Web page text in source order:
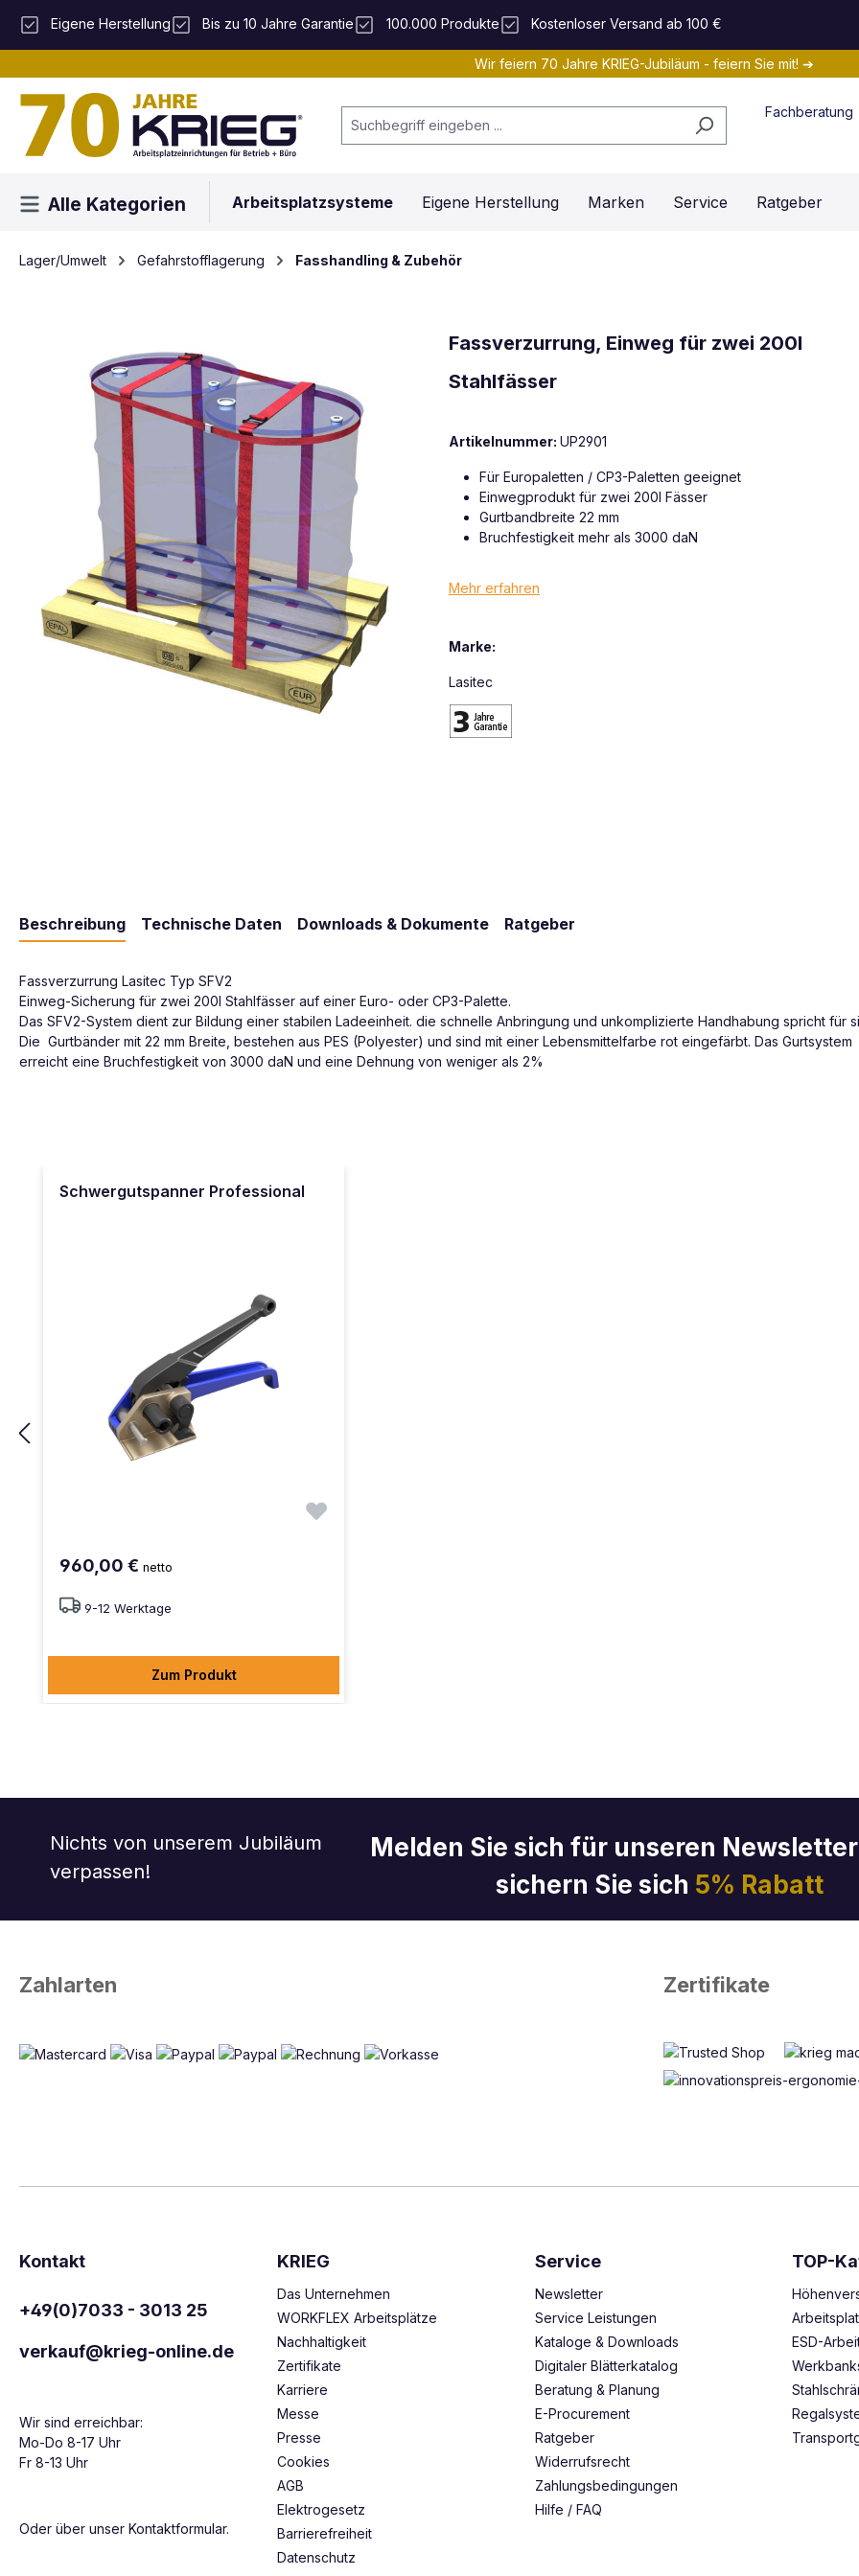
Hauptinhalt springen
Zur Suche springen
Zur Hauptnavigation springen
Eigene Herstellung Bis zu 10 Jahre Garantie 100.000 Produkte Kostenloser Versand ab 100 €
Wir feiern 70 Jahre KRIEG-Jubiläum - feiern Sie mit! ➔
Fachberatung
Alle Kategorien Arbeitsplatzsysteme Eigene Herstellung Marken Service Ratgeber
Lager/Umwelt Gefahrstofflagerung Fasshandling & Zubehör
Fassverzurrung, Einweg für zwei 200l
Stahlfässer
Artikelnummer: UP2901
Für Europaletten / CP3-Paletten geeignet
Einwegprodukt für zwei 200l Fässer
Gurtbandbreite 22 mm
Bruchfestigkeit mehr als 3000 daN
Mehr erfahren
Marke:
Lasitec
Beschreibung Technische Daten Downloads & Dokumente Ratgeber
Fassverzurrung Lasitec Typ SFV2
Einweg-Sicherung für zwei 200l Stahlfässer auf einer Euro- oder CP3-Palette.
Das SFV2-System dient zur Bildung einer stabilen Ladeeinheit. die schnelle Anbringung und unkomplizierte Handhabung spricht für
Die Gurtbänder mit 22 mm Breite, bestehen aus PES (Polyester) und sind mit einer Lebensmittelfarbe rot eingefärbt. Das Gurtsystem
erreicht eine Bruchfestigkeit von 3000 daN und eine Dehnung von weniger als 2%
Schwergutspanner Professional
960,00 € netto
9-12 Werktage
Zum Produkt
Nichts von unserem Jubiläum
verpassen!
Melden Sie sich für unseren
sichern Sie sich 5% Rabatt
Zahlarten Zertifikate
Kontakt
+49(0)7033 - 3013 25
verkauf@krieg-online.de
Wir sind erreichbar:
Mo-Do 8-17 Uhr
Fr 8-13 Uhr
Oder über unser Kontaktformular.
KRIEG
Das Unternehmen
WORKFLEX Arbeitsplätze
Nachhaltigkeit
Zertifikate
Karriere
Messe
Presse
Cookies
AGB
Elektrogesetz
Barrierefreiheit
Datenschutz
Service
Newsletter
Service Leistungen
Kataloge & Downloads
Digitaler Blätterkatalog
Beratung & Planung
E-Procurement
Ratgeber
Widerrufsrecht
Zahlungsbedingungen
Hilfe / FAQ
TOP-
ESD-